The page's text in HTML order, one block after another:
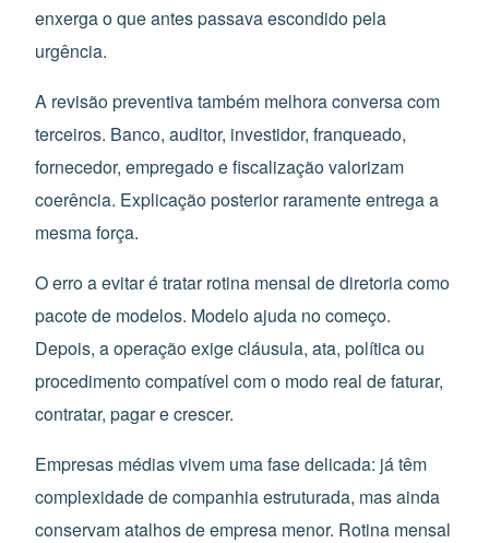
enxerga o que antes passava escondido pela
urgência.
A revisão preventiva também melhora conversa com
terceiros. Banco, auditor, investidor, franqueado,
fornecedor, empregado e fiscalização valorizam
coerência. Explicação posterior raramente entrega a
mesma força.
O erro a evitar é tratar rotina mensal de diretoria como
pacote de modelos. Modelo ajuda no começo.
Depois, a operação exige cláusula, ata, política ou
procedimento compatível com o modo real de faturar,
contratar, pagar e crescer.
Empresas médias vivem uma fase delicada: já têm
complexidade de companhia estruturada, mas ainda
conservam atalhos de empresa menor. Rotina mensal